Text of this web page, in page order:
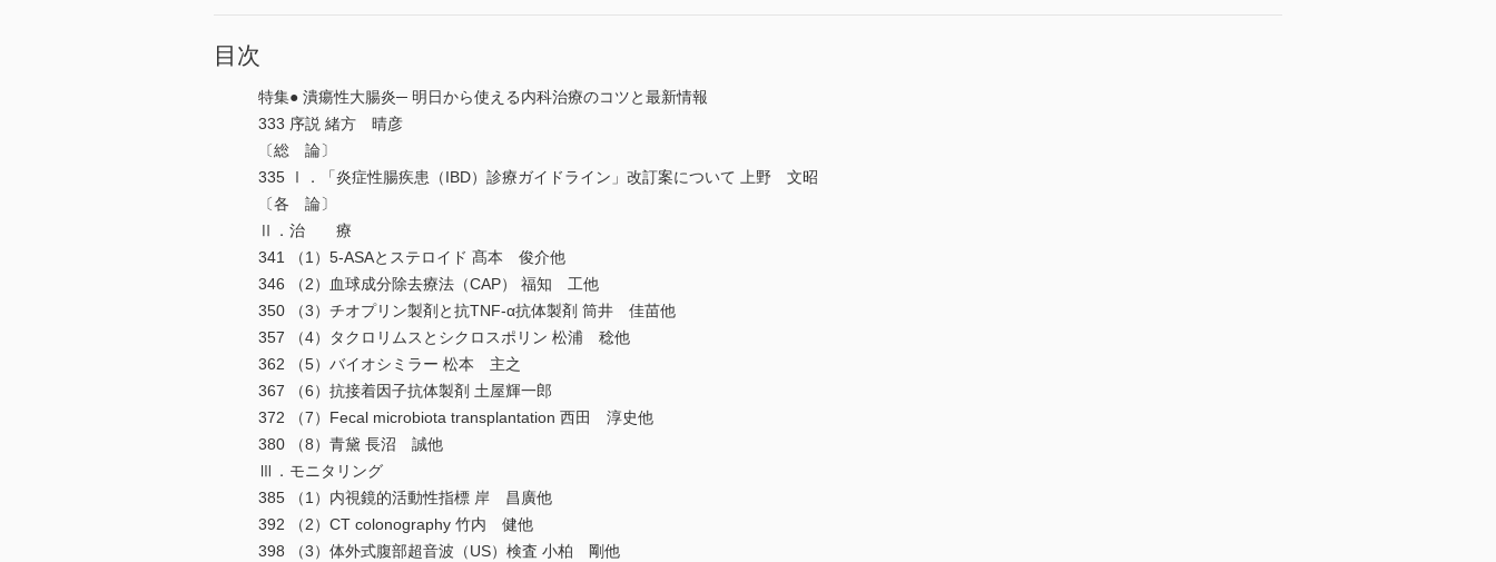
目次
特集● 潰瘍性大腸炎─ 明日から使える内科治療のコツと最新情報
333 序説 緒方 晴彦
〔総 論〕
335 Ⅰ．「炎症性腸疾患（IBD）診療ガイドライン」改訂案について 上野 文昭
〔各 論〕
Ⅱ．治 療
341 （1）5-ASAとステロイド 髙本 俊介他
346 （2）血球成分除去療法（CAP） 福知 工他
350 （3）チオプリン製剤と抗TNF-α抗体製剤 筒井 佳苗他
357 （4）タクロリムスとシクロスポリン 松浦 稔他
362 （5）バイオシミラー 松本 主之
367 （6）抗接着因子抗体製剤 土屋輝一郎
372 （7）Fecal microbiota transplantation 西田 淳史他
380 （8）青黛 長沼 誠他
Ⅲ．モニタリング
385 （1）内視鏡的活動性指標 岸 昌廣他
392 （2）CT colonography 竹内 健他
398 （3）体外式腹部超音波（US）検査 小柏 剛他